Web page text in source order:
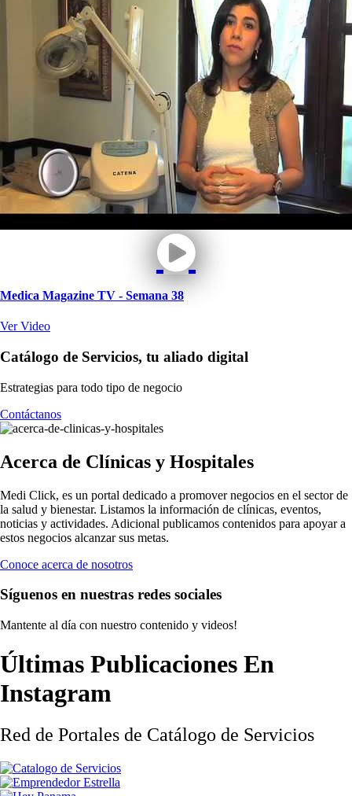
Medica Magazine TV - Semana 38
Ver Video
Catálogo de Servicios, tu aliado digital
Estrategias para todo tipo de negocio
Contáctanos
Acerca de Clínicas y Hospitales
Medi Click, es un portal dedicado a promover negocios en el sector de
la salud y bienestar. Listamos la información de clínicas, eventos,
noticias y actividades. Adicional publicamos contenidos para apoyar a
estos negocios alcanzar sus metas.
Conoce acerca de nosotros
Síguenos en nuestras redes sociales
Mantente al día con nuestro contenido y videos!
Últimas Publicaciones En
Instagram
Red de Portales de Catálogo de Servicios